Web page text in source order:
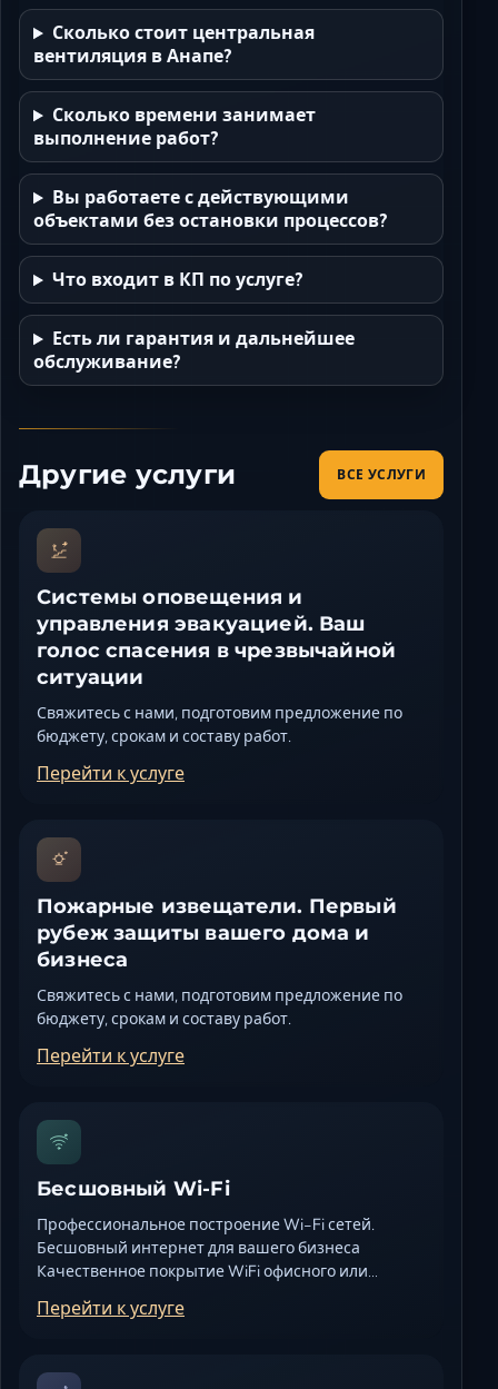
Сколько стоит центральная
вентиляция в Анапе?
Сколько времени занимает
выполнение работ?
Вы работаете с действующими
объектами без остановки процессов?
Что входит в КП по услуге?
Есть ли гарантия и дальнейшее
обслуживание?
Другие услуги ВСЕ УСЛУГИ
Системы оповещения и
управления эвакуацией. Ваш
голос спасения в чрезвычайной
ситуации
Свяжитесь с нами, подготовим предложение по
бюджету, срокам и составу работ.
Перейти к услуге
Пожарные извещатели. Первый
рубеж защиты вашего дома и
бизнеса
Свяжитесь с нами, подготовим предложение по
бюджету, срокам и составу работ.
Перейти к услуге
Бесшовный Wi-Fi
Профессиональное построение Wi-Fi сетей.
Бесшовный интернет для вашего бизнеса
Качественное покрытие WiFi офисного или…
Перейти к услуге